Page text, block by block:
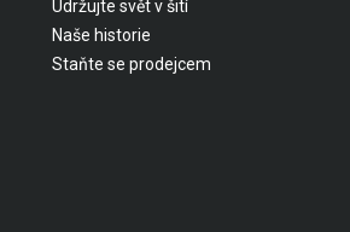
Udržujte svět v šití
Naše historie
Staňte se prodejcem